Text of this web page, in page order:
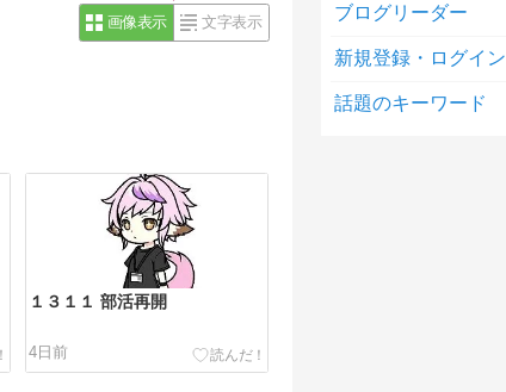
画像表示 文字表示
１３１１ 部活再開
4日前
ブログリーダー
新規登録・ログイン
話題のキーワード